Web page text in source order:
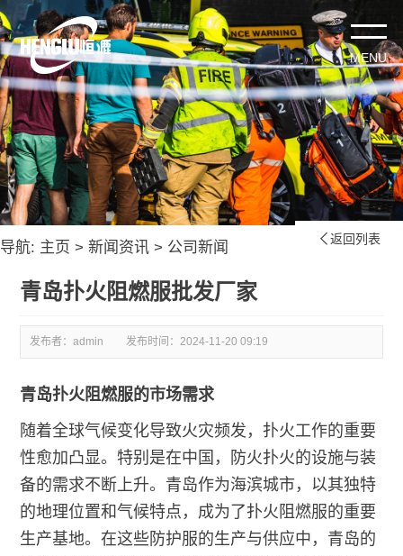
导航: 主页 > 新闻资讯 > 公司新闻  返回列表
青岛扑火阻燃服批发厂家
发布者：admin 发布时间：2024-11-20 09:19
青岛扑火阻燃服的市场需求
随着全球气候变化导致火灾频发，扑火工作的重要
性愈加凸显。特别是在中国，防火扑火的设施与装
备的需求不断上升。青岛作为海滨城市，以其独特
的地理位置和气候特点，成为了扑火阻燃服的重要
生产基地。在这些防护服的生产与供应中，青岛的